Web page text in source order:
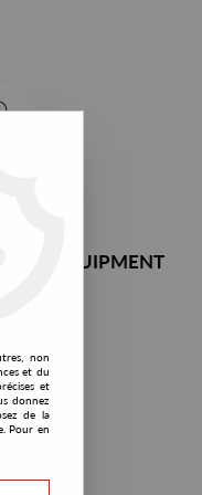
DJ EQUIPMENT
non
et du
et
donnez
de la
Pour en